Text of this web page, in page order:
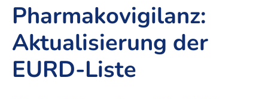
Pharmakovigilanz:
Aktualisierung der
EURD-Liste